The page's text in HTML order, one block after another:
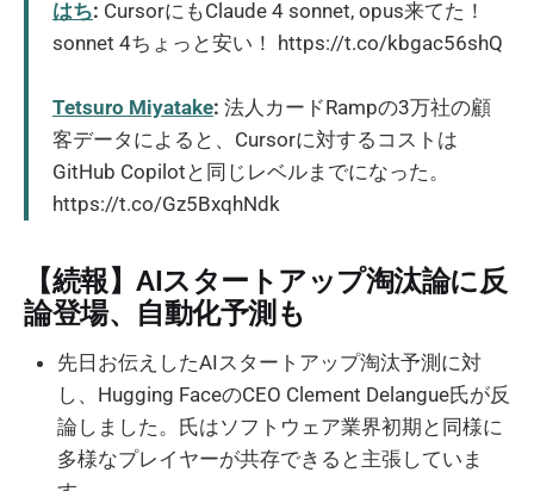
はち: CursorにもClaude 4 sonnet, opus来てた！
sonnet 4ちょっと安い！ https://t.co/kbgac56shQ
Tetsuro Miyatake: 法人カードRampの3万社の顧
客データによると、Cursorに対するコストは
GitHub Copilotと同じレベルまでになった。
https://t.co/Gz5BxqhNdk
【続報】AIスタートアップ淘汰論に反
論登場、自動化予測も
先日お伝えしたAIスタートアップ淘汰予測に対
し、Hugging FaceのCEO Clement Delangue氏が反
論しました。氏はソフトウェア業界初期と同様に
多様なプレイヤーが共存できると主張していま